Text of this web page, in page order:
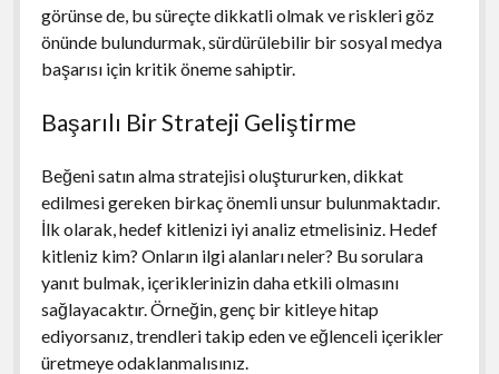
görünse de, bu süreçte dikkatli olmak ve riskleri göz
önünde bulundurmak, sürdürülebilir bir sosyal medya
başarısı için kritik öneme sahiptir.
Başarılı Bir Strateji Geliştirme
Beğeni satın alma stratejisi oluştururken, dikkat
edilmesi gereken birkaç önemli unsur bulunmaktadır.
İlk olarak, hedef kitlenizi iyi analiz etmelisiniz. Hedef
kitleniz kim? Onların ilgi alanları neler? Bu sorulara
yanıt bulmak, içeriklerinizin daha etkili olmasını
sağlayacaktır. Örneğin, genç bir kitleye hitap
ediyorsanız, trendleri takip eden ve eğlenceli içerikler
üretmeye odaklanmalısınız.